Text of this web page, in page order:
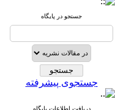
جستجو در پایگاه
جستجوی پیشرفته
دریافت اطلاعات پایگاه